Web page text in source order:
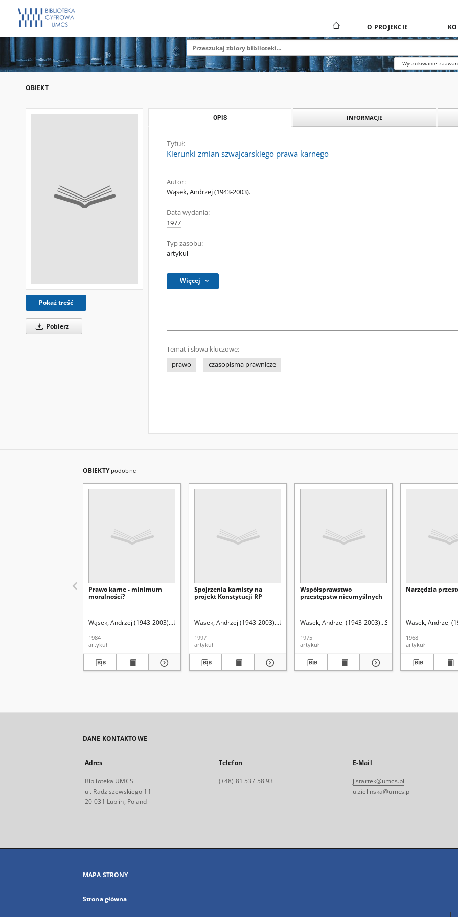
O PROJEKCIE
Wyszukiwanie
OBIEKT
Pokaż treść
Pobierz
OPIS INFORMACJE
Tytuł:
Kierunki zmian szwajcarskiego prawa karnego
Autor:
Wąsek, Andrzej (1943-2003).
Data wydania:
1977
Typ zasobu:
artykuł
Więcej
Temat i słowa kluczowe:
prawo
czasopisma prawnicze
OBIEKTY podobne
Prawo karne - minimum
moralności?
Wąsek, Andrzej (1943-2003). Uniwersytet Marii Curie-Skłodowskiej (Lublin). Wydział Prawa i Administracji. Skrzydło, Wiesław
1984
artykuł
Spojrzenia karnisty na
projekt Konstytucji RP
Wąsek, Andrzej (1943-2003). Uniwersytet Marii Curie-Skłodowskiej (Lublin). Wydział Prawa i
1997
artykuł
Współsprawstwo
przestępstw nieumyślnych
Wąsek, Andrzej (1943-2003). Skrzydło, Wiesław
1975
artykuł
Narzędzia
Wąsek, Andrzej
1968
artykuł
DANE KONTAKTOWE
Adres
Biblioteka UMCS
ul. Radziszewskiego 11
20-031 Lublin, Poland
Telefon
(+48) 81 537 58 93
E-Mail
j.startek@umcs.pl
u.zielinska@umcs.pl
MAPA STRONY
Strona główna